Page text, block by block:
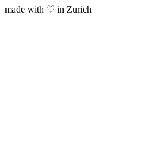
made with ♡ in Zurich